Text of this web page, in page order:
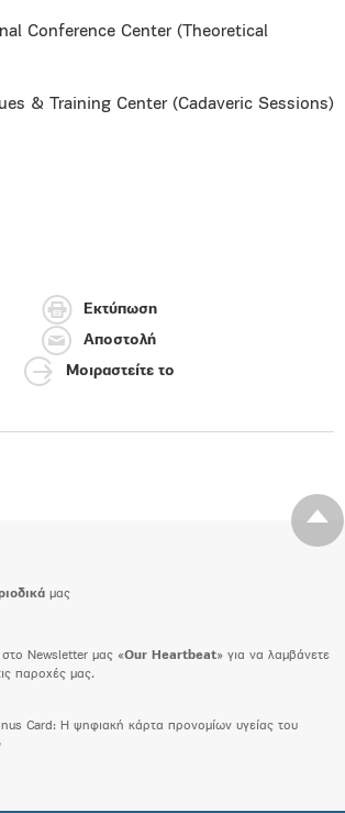
Conference Center (Theoretical
& Training Center (Cadaveric Sessions)
Εκτύπωση
Αποστολή
Μοιραστείτε το
μας
στο Newsletter μας «Our Heartbeat» για να λαμβάνετε
παροχές μας.
Card: H ψηφιακή κάρτα προνομίων υγείας του